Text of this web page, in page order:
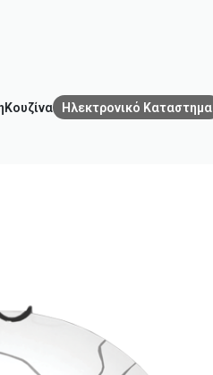
Κουζίνα Ηλεκτρονικό Καταστημα